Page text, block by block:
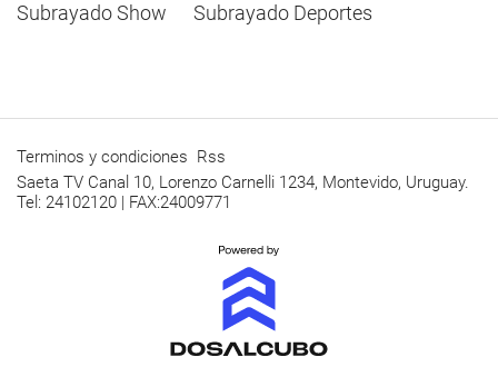
Subrayado Show Subrayado Deportes
Terminos y condiciones Rss
Saeta TV Canal 10, Lorenzo Carnelli 1234, Montevido, Uruguay.
Tel: 24102120 | FAX:24009771